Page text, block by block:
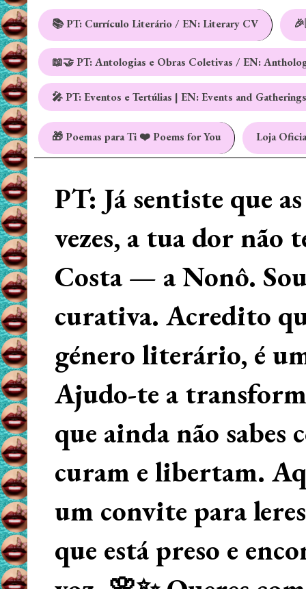
📚 PT: Currículo Literário / EN: Literary CV
📖🤝 PT: Antologias e Obras Coletivas / EN:
🎤 PT: Eventos e Tertúlias | EN: Events and Gatherings
🎁 Poemas para Ti ❤️ Poems for You Loja
PT: Já sentiste que
vezes, a tua dor não
Costa — a Nonô.
curativa. Acredito
género literário, é
Ajudo-te a
que ainda não
curam e libertam.
um convite para
que está preso e